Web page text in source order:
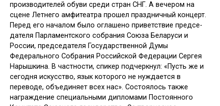
производителей обуви среди стран СНГ. А вечером на
сцене Летнего амфитеатра прошел празд­ничный концерт.
Перед его началом было оглашено приветствие предсе­
дателя Парламентского собрания Со­юза Беларуси и
России, председателя Государственной Думы
Федерально­го Собрания Российской Федерации Сергея
Нарышкина. В частности, спи­кер подчеркнул: «Пусть же и
сегодня искусство, язык которого не нуждает­ся в
переводе, объединяет всех нас». Состоялось также
награждение спе­циальными дипломами Постоянного